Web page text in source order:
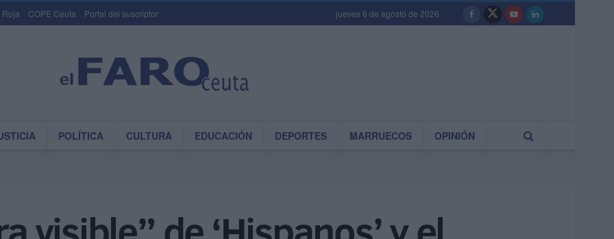
Roja COPE Ceuta Portal del suscriptor jueves 6 de agosto de 2026
POLÍTICA CULTURA EDUCACIÓN DEPORTES MARRUECOS OPINIÓN